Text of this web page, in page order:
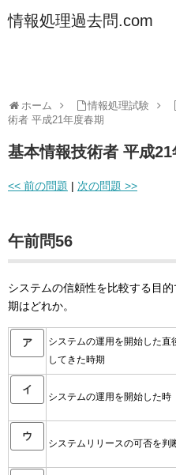
情報処理過去問.com
ホーム 情報処理試験
術者 平成21年度春期
基本情報技術者 平成
<< 前の問題 | 次の問題 >>
午前問56
システムの信頼性を比較する目
期はどれか。
ア
システムの運用を開始した直
してきた時期
イ
システムの運用を開始した時
ウ
システムリリースの可否を判